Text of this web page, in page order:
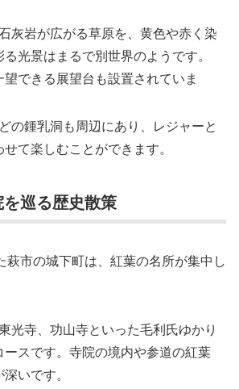
灰岩が広がる草原を、黄色や赤く染
光景はまるで別世界のようです。
できる展望台も設置されていま
の鍾乳洞も周辺にあり、レジャーと
て楽しむことができます。
巡る歴史散策
萩市の城下町は、紅葉の名所が集中し
光寺、功山寺といった毛利氏ゆかり
スです。寺院の境内や参道の紅葉
いです。